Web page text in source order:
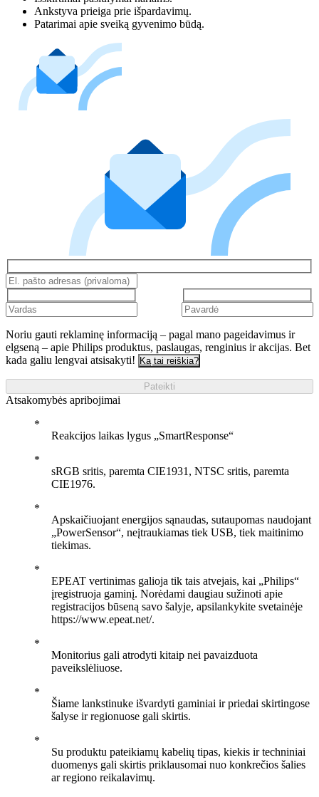
Ankstyva prieiga prie išpardavimų.
Patarimai apie sveiką gyvenimo būdą.
Noriu gauti reklaminę informaciją – pagal mano pageidavimus ir
elgseną – apie Philips produktus, paslaugas, renginius ir akcijas. Bet
kada galiu lengvai atsisakyti! Ką tai reiškia?
Pateikti
Atsakomybės apribojimai
Reakcijos laikas lygus „SmartResponse“
sRGB sritis, paremta CIE1931, NTSC sritis, paremta
CIE1976.
Apskaičiuojant energijos sąnaudas, sutaupomas naudojant
„PowerSensor“, neįtraukiamas tiek USB, tiek maitinimo
tiekimas.
EPEAT vertinimas galioja tik tais atvejais, kai „Philips“
įregistruoja gaminį. Norėdami daugiau sužinoti apie
registracijos būseną savo šalyje, apsilankykite svetainėje
https://www.epeat.net/.
Monitorius gali atrodyti kitaip nei pavaizduota
paveikslėliuose.
Šiame lankstinuke išvardyti gaminiai ir priedai skirtingose
šalyse ir regionuose gali skirtis.
Su produktu pateikiamų kabelių tipas, kiekis ir techniniai
duomenys gali skirtis priklausomai nuo konkrečios šalies
ar regiono reikalavimų.